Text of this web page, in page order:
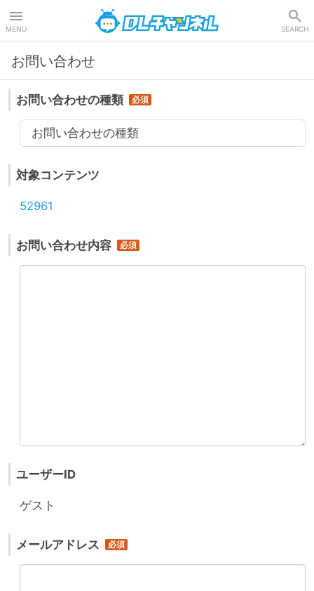
MENU SEARCH
お問い合わせ
お問い合わせの種類
お問い合わせの種類
対象コンテンツ
52961
お問い合わせ内容
ユーザーID
ゲスト
メールアドレス